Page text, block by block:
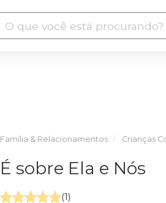
Família & Relacionamentos Crianças
É sobre Ela e Nós
(1)